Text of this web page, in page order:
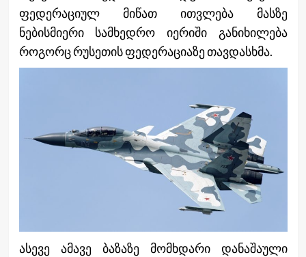
ფედერაციულ მიწათ ითვლება მასზე
ნებისმიერი სამხედრო იერიში განიხილება
როგორც რუსეთის ფედერაციაზე თავდასხმა.
ასევე ამავე ბაზაზე მომხდარი დანაშაული